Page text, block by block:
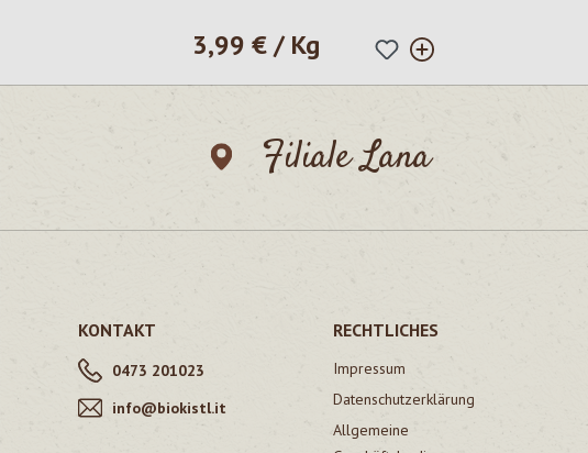
Regulärer Preis:
3,99 € / Kg
Filiale Lana
KONTAKT
0473 201023
info@biokistl.it
RECHTLICHES
Impressum
Datenschutzerklärung
Allgemeine